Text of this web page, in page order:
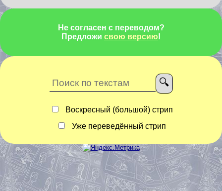
Не согласен с переводом?
Предложи свою версию!
Воскресный (большой) стрип
Уже переведённый стрип